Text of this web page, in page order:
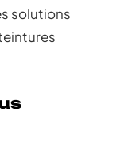
solutions